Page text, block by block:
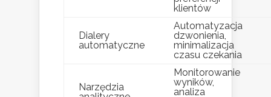
klientów
Dialery
automatyczne
Automatyzacja
dzwonienia,
minimalizacja
czasu czekania
Narzędzia
Monitorowanie
wyników,
analiza